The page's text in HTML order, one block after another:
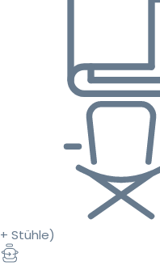
+ Stühle)